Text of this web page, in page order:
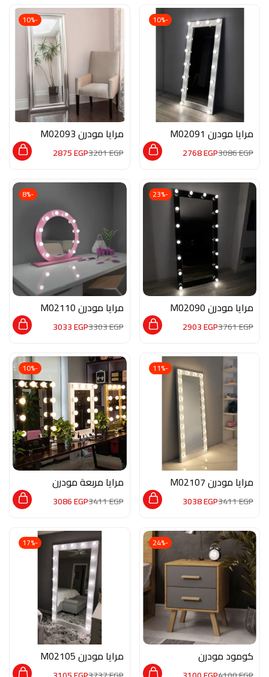
-10%
مرايا مودرن M02091
3086EGP
2768EGP
-10%
مرايا مودرن M02093
3201EGP
2875EGP
-23%
مرايا مودرن M02090
3761EGP
2903EGP
-8%
مرايا مودرن M02110
3303EGP
3033EGP
-11%
مرايا مودرن M02107
3411EGP
3038EGP
-10%
مرايا مربعة مودرن
M02111
3411EGP
3086EGP
-24%
كومود مودرن
MON180
-17%
مرايا مودرن M02105